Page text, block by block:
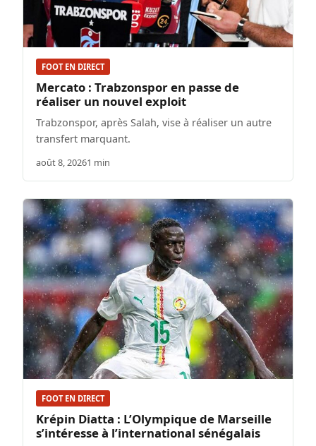
FOOT EN DIRECT
Mercato : Trabzonspor en passe de
réaliser un nouvel exploit
Trabzonspor, après Salah, vise à réaliser un autre
transfert marquant.
août 8, 20261 min
FOOT EN DIRECT
Krépin Diatta : L’Olympique de Marseille
s’intéresse à l’international sénégalais